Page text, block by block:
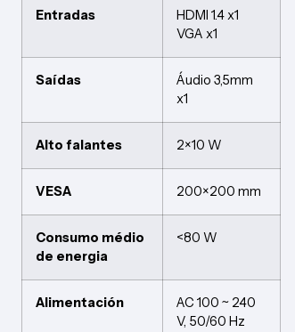
Entradas
HDMI 1.4 x1
VGA x1
Saídas
Áudio 3,5mm
x1
Alto falantes 2×10 W
VESA 200×200 mm
Consumo médio
de energia
<80 W
Alimentación
AC 100 ~ 240
V, 50/60 Hz